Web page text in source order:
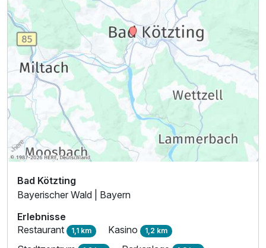
Bad Kötzting
Bayerischer Wald | Bayern
Erlebnisse
Restaurant 1,1 km Kasino 1,2 km